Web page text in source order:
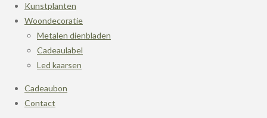
Kunstplanten
Woondecoratie
Metalen dienbladen
Cadeaulabel
Led kaarsen
Cadeaubon
Contact